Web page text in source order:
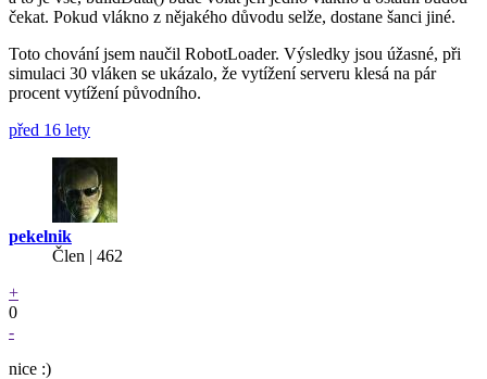
čekat. Pokud vlákno z nějakého důvodu selže, dostane šanci jiné.
Toto chování jsem naučil RobotLoader. Výsledky jsou úžasné, při
simulaci 30 vláken se ukázalo, že vytížení serveru klesá na pár
procent vytížení původního.
před 16 lety
pekelnik
Člen | 462
+
0
-
nice :)